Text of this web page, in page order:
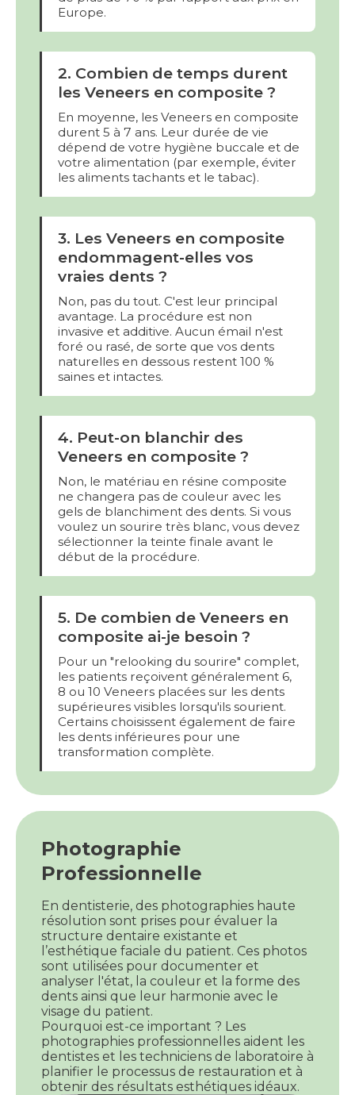
Europe.
2. Combien de temps durent
les Veneers en composite ?
En moyenne, les Veneers en composite
durent 5 à 7 ans. Leur durée de vie
dépend de votre hygiène buccale et de
votre alimentation (par exemple, éviter
les aliments tachants et le tabac).
3. Les Veneers en composite
endommagent-elles vos
vraies dents ?
Non, pas du tout. C'est leur principal
avantage. La procédure est non
invasive et additive. Aucun émail n'est
foré ou rasé, de sorte que vos dents
naturelles en dessous restent 100 %
saines et intactes.
4. Peut-on blanchir des
Veneers en composite ?
Non, le matériau en résine composite
ne changera pas de couleur avec les
gels de blanchiment des dents. Si vous
voulez un sourire très blanc, vous devez
sélectionner la teinte finale avant le
début de la procédure.
5. De combien de Veneers en
composite ai-je besoin ?
Pour un "relooking du sourire" complet,
les patients reçoivent généralement 6,
8 ou 10 Veneers placées sur les dents
supérieures visibles lorsqu'ils sourient.
Certains choisissent également de faire
les dents inférieures pour une
transformation complète.
Photographie
Professionnelle
En dentisterie, des photographies haute
résolution sont prises pour évaluer la
structure dentaire existante et
l’esthétique faciale du patient. Ces photos
sont utilisées pour documenter et
analyser l'état, la couleur et la forme des
dents ainsi que leur harmonie avec le
visage du patient.
Pourquoi est-ce important ? Les
photographies professionnelles aident les
dentistes et les techniciens de laboratoire à
planifier le processus de restauration et à
obtenir des résultats esthétiques idéaux.